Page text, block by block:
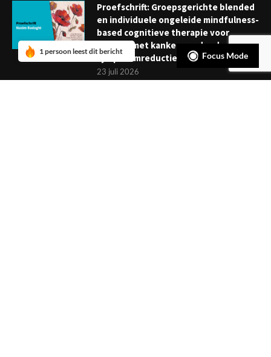
Proefschrift: Groepsgerichte blended
en individuele ongeleide mindfulness-
based cognitieve therapie voor
mensen met kanker: verder dan
symptoomreductie
23 juli 2026
Focus Mode
1 persoon leest dit bericht